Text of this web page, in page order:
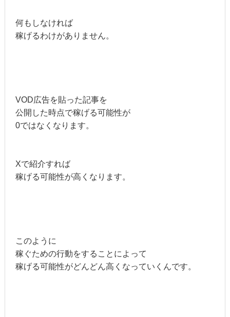
何もしなければ
稼げるわけがありません。
VOD広告を貼った記事を
公開した時点で稼げる可能性が
0ではなくなります。
Xで紹介すれば
稼げる可能性が高くなります。
このように
稼ぐための行動をすることによって
稼げる可能性がどんどん高くなっていくんです。